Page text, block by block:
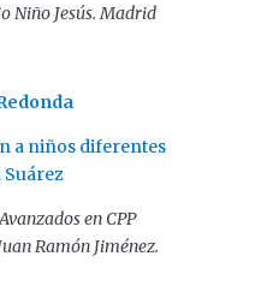
Niño Jesús. Madrid
a niños diferentes
en CPP
Ramón Jiménez.